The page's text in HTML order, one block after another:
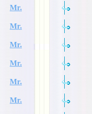
Mr.
Mr.
Mr.
Mr.
Mr.
Mr.